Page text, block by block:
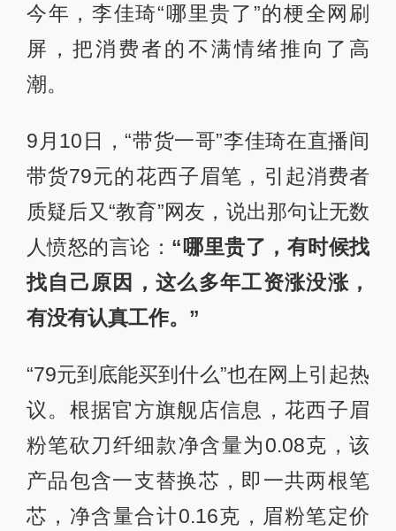
今年，李佳琦“哪里贵了”的梗全网刷
屏，把消费者的不满情绪推向了高
潮。
9月10日，“带货一哥”李佳琦在直播间
带货79元的花西子眉笔，引起消费者
质疑后又“教育”网友，说出那句让无数
人愤怒的言论： “哪里贵了，有时候找
找自己原因，这么多年工资涨没涨，
有没有认真工作。”
“79元到底能买到什么”也在网上引起热
议。根据官方旗舰店信息，花西子眉
粉笔砍刀纤细款净含量为0.08克，该
产品包含一支替换芯，即一共两根笔
芯，净含量合计0.16克，眉粉笔定价